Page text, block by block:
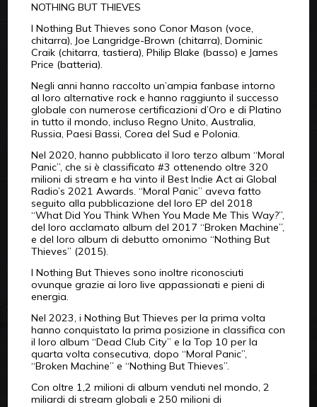
NOTHING BUT THIEVES
I Nothing But Thieves sono Conor Mason (voce,
chitarra), Joe Langridge-Brown (chitarra), Dominic
Craik (chitarra, tastiera), Philip Blake (basso) e James
Price (batteria).
Negli anni hanno raccolto un’ampia fanbase intorno
al loro alternative rock e hanno raggiunto il successo
globale con numerose certificazioni d’Oro e di Platino
in tutto il mondo, incluso Regno Unito, Australia,
Russia, Paesi Bassi, Corea del Sud e Polonia.
Nel 2020, hanno pubblicato il loro terzo album “Moral
Panic”, che si è classificato #3 ottenendo oltre 320
milioni di stream e ha vinto il Best Indie Act ai Global
Radio’s 2021 Awards. “Moral Panic” aveva fatto
seguito alla pubblicazione del loro EP del 2018
“What Did You Think When You Made Me This Way?”,
del loro acclamato album del 2017 “Broken Machine”,
e del loro album di debutto omonimo “Nothing But
Thieves” (2015).
I Nothing But Thieves sono inoltre riconosciuti
ovunque grazie ai loro live appassionati e pieni di
energia.
Nel 2023, i Nothing But Thieves per la prima volta
hanno conquistato la prima posizione in classifica con
il loro album “Dead Club City” e la Top 10 per la
quarta volta consecutiva, dopo “Moral Panic”,
“Broken Machine” e “Nothing But Thieves”.
Con oltre 1,2 milioni di album venduti nel mondo, 2
miliardi di stream globali e 250 milioni di